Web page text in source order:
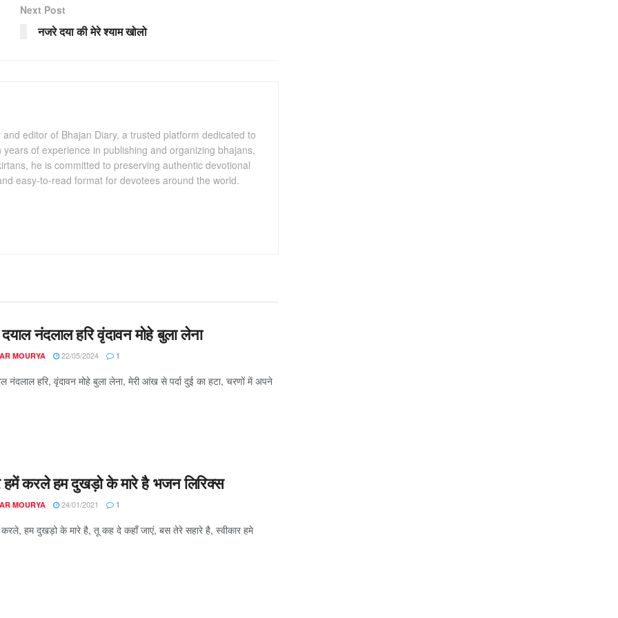
Next Post
नजरे दया की मेरे श्याम खोलो
editor of Bhajan Diary, a trusted platform dedicated to
of experience in publishing and organizing bhajans,
he is committed to preserving authentic devotional
easy-to-read format for devotees around the world.
नंदलाल हरि वृंदावन मोहे बुला लेना
MOURYA 22/05/2024 1
नंदलाल हरि, वृंदावन मोहे बुला लेना, मेरी आंख से पर्दा दुई का हटा, चरणों में अपने
हमें करले हम दुखड़ो के मारे है भजन लिरिक्स
MOURYA 24/01/2021 1
करले, हम दुखड़ो के मारे है, तू कह दे कहाँ जाएं, बस तेरे सहारे है, स्वीकार हमे